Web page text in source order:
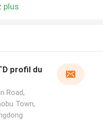
plus
profil du
Road,
Town,